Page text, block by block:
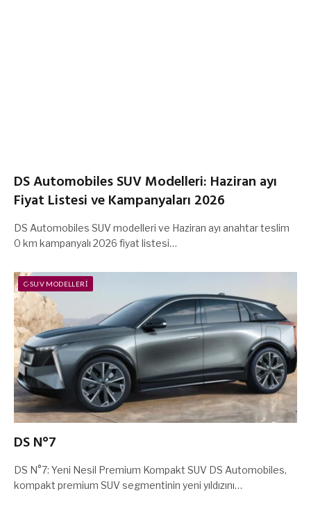
DS Automobiles SUV Modelleri: Haziran ayı
Fiyat Listesi ve Kampanyaları 2026
DS Automobiles SUV modelleri ve Haziran ayı anahtar teslim
0 km kampanyalı 2026 fiyat listesi…
C-SUV MODELLERI
DS N°7
DS N°7: Yeni Nesil Premium Kompakt SUV DS Automobiles,
kompakt premium SUV segmentinin yeni yıldızını…